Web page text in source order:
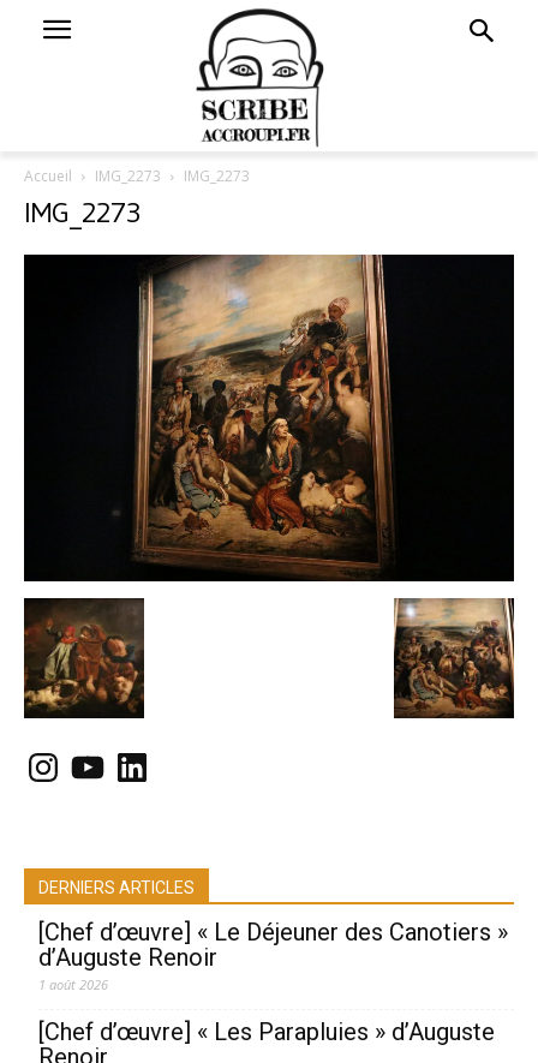
Accueil IMG_2273 IMG_2273
IMG_2273
Instagram
YouTubeLinkedIn
DERNIERS ARTICLES
[Chef d’œuvre] « Le Déjeuner des Canotiers »
d’Auguste Renoir
1 août 2026
[Chef d’œuvre] « Les Parapluies » d’Auguste
Renoir